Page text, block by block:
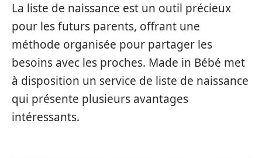
La liste de naissance est un outil précieux
pour les futurs parents, offrant une
méthode organisée pour partager les
besoins avec les proches. Made in Bébé met
à disposition un service de liste de naissance
qui présente plusieurs avantages
intéressants.